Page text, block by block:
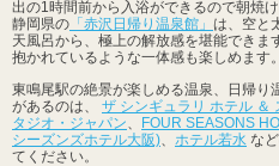
出の1時間前から入浴ができるので朝焼
静岡県の 「赤沢日帰り温泉館」 は、空と
天風呂から、極上の解放感を堪能できま
抱かれているような一体感も楽しめます。
東鳴尾駅の絶景が楽しめる温泉、日帰り
があるのは、 ザ シンギュラリ ホテル ＆
タジオ・ジャパン
FOUR SEASONS
シーズンズホテル大阪)
ホテル若水 な
てください。